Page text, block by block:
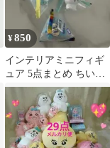
¥850
インテリアミニフィギ
ュア 5点まとめ ちいか
わ おぱんちゅうさぎ